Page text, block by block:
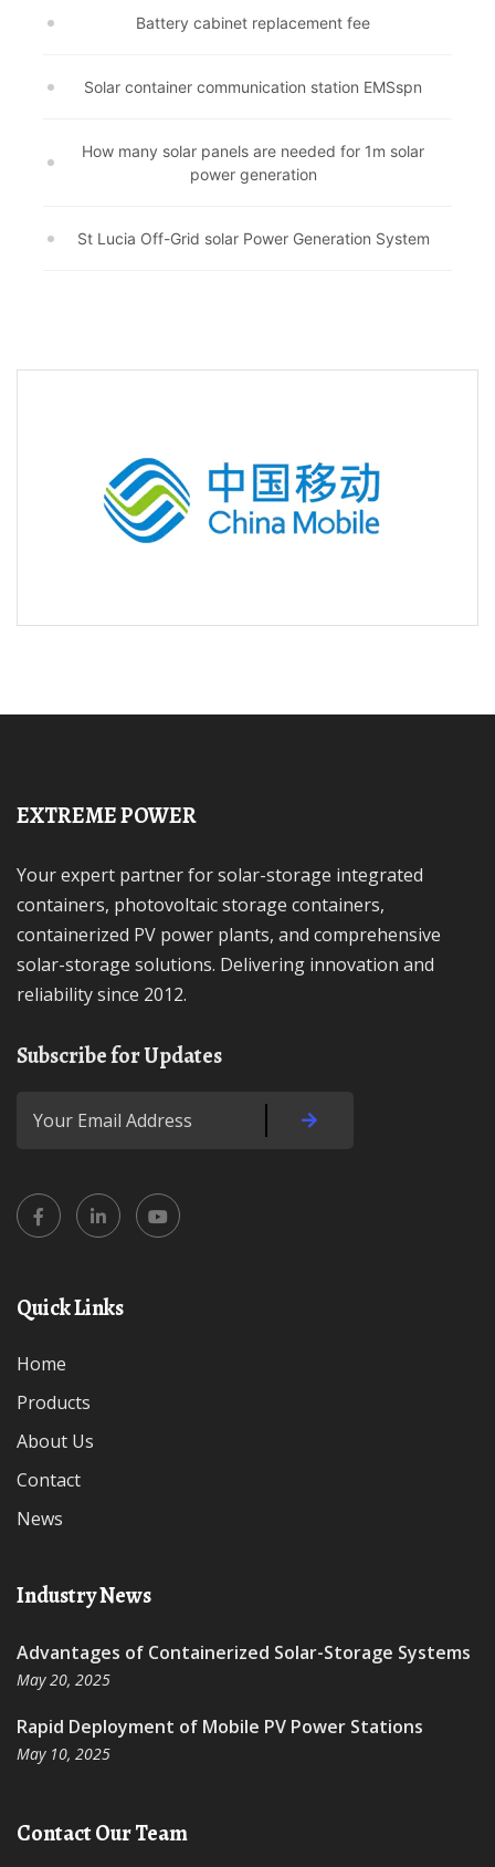
Battery cabinet replacement fee
Solar container communication station EMSspn
How many solar panels are needed for 1m solar
power generation
St Lucia Off-Grid solar Power Generation System
EXTREME POWER
Your expert partner for solar-storage integrated
containers, photovoltaic storage containers,
containerized PV power plants, and comprehensive
solar-storage solutions. Delivering innovation and
reliability since 2012.
Subscribe for Updates
Quick Links
Home
Products
About Us
Contact
News
Industry News
Advantages of Containerized Solar-Storage Systems
May 20, 2025
Rapid Deployment of Mobile PV Power Stations
May 10, 2025
Contact Our Team